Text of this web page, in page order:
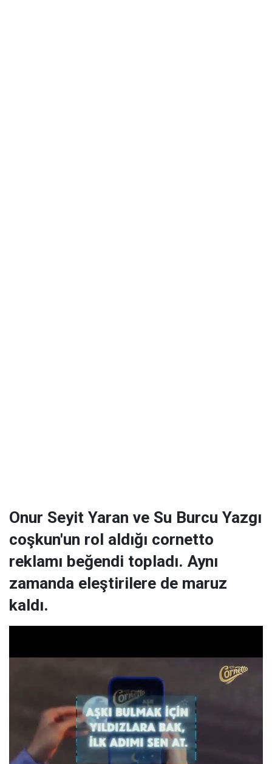
Onur Seyit Yaran ve Su Burcu Yazgı
coşkun'un rol aldığı cornetto
reklamı beğendi topladı. Aynı
zamanda eleştirilere de maruz
kaldı.